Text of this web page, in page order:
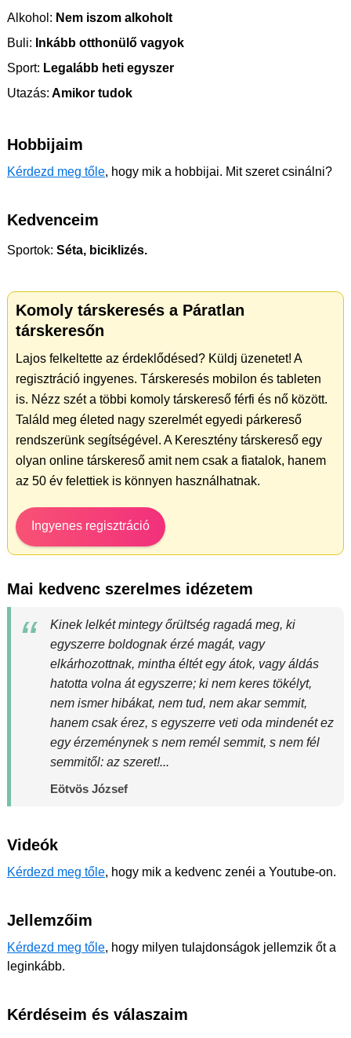
Alkohol: Nem iszom alkoholt
Buli: Inkább otthonülő vagyok
Sport: Legalább heti egyszer
Utazás: Amikor tudok
Hobbijaim
Kérdezd meg tőle, hogy mik a hobbijai. Mit szeret csinálni?
Kedvenceim
Sportok: Séta, biciklizés.
Komoly társkeresés a Páratlan
társkeresőn
Lajos felkeltette az érdeklődésed? Küldj üzenetet! A
regisztráció ingyenes. Társkeresés mobilon és tableten
is. Nézz szét a többi komoly társkereső férfi és nő között.
Találd meg életed nagy szerelmét egyedi párkereső
rendszerünk segítségével. A Keresztény társkereső egy
olyan online társkereső amit nem csak a fiatalok, hanem
az 50 év felettiek is könnyen használhatnak.
Ingyenes regisztráció
Mai kedvenc szerelmes idézetem
Kinek lelkét mintegy őrültség ragadá meg, ki
egyszerre boldognak érzé magát, vagy
elkárhozottnak, mintha éltét egy átok, vagy áldás
hatotta volna át egyszerre; ki nem keres tökélyt,
nem ismer hibákat, nem tud, nem akar semmit,
hanem csak érez, s egyszerre veti oda mindenét ez
egy érzeménynek s nem remél semmit, s nem fél
semmitől: az szeret!...
Eötvös József
Videók
Kérdezd meg tőle, hogy mik a kedvenc zenéi a Youtube-on.
Jellemzőim
Kérdezd meg tőle, hogy milyen tulajdonságok jellemzik őt a
leginkább.
Kérdéseim és válaszaim